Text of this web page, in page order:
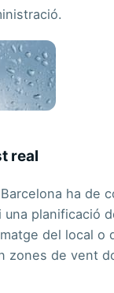
real
ha de
planificació
del local o
zones de vent